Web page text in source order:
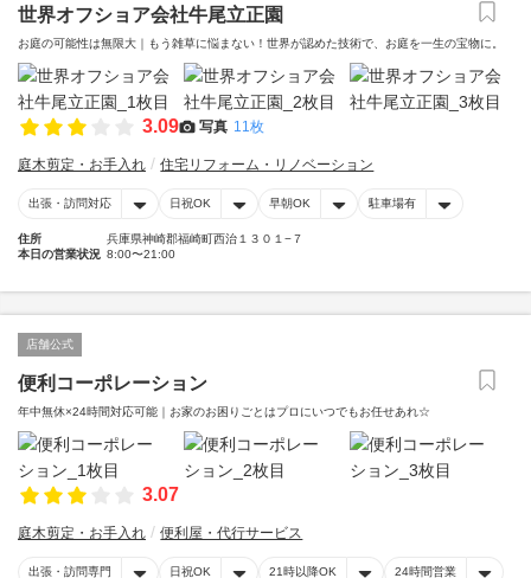
世界オフショア会社牛尾立正園
お庭の可能性は無限大｜もう雑草に悩まない！世界が認めた技術で、お庭を一生の宝物に。
3.09 写真 11枚
庭木剪定・お手入れ 住宅リフォーム・リノベーション
出張・訪問対応 日祝OK 早朝OK 駐車場有
住所
兵庫県神崎郡福崎町西治１３０１−７
本日の営業状況 8:00〜21:00
店舗公式
便利コーポレーション
年中無休×24時間対応可能｜お家のお困りごとはプロにいつでもお任せあれ☆
3.07
庭木剪定・お手入れ 便利屋・代行サービス
出張・訪問専門 日祝OK 21時以降OK 24時間営業